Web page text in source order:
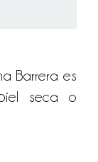
Barrera es
seca o